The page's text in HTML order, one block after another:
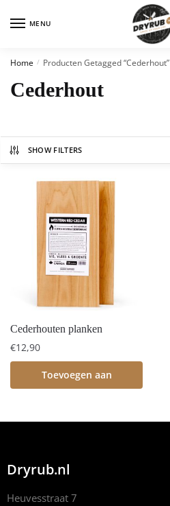
MENU
Home / Producten Getagged “cederhout”
Cederhout
SHOW FILTERS
Cederhouten planken
€12,90
Toevoegen aan
Dryrub.nl
Heuvesstraat 7